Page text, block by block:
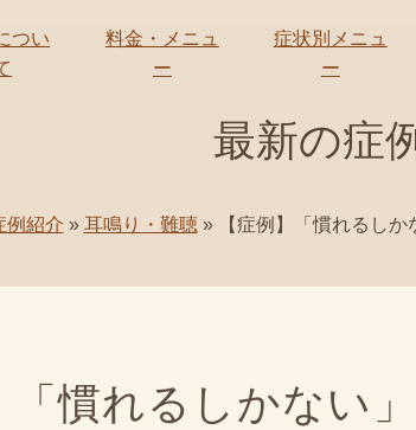
つい
料金・メニュ
ー
症状別メニュ
ー
最新の症
例紹介 » 耳鳴り・難聴 »【症例】「慣れるしか
「慣れるしかない